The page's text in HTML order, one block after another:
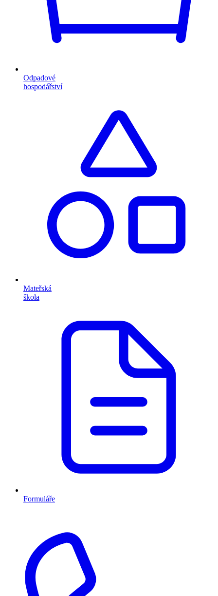
Odpadové
hospodářství
Mateřská
škola
Formuláře